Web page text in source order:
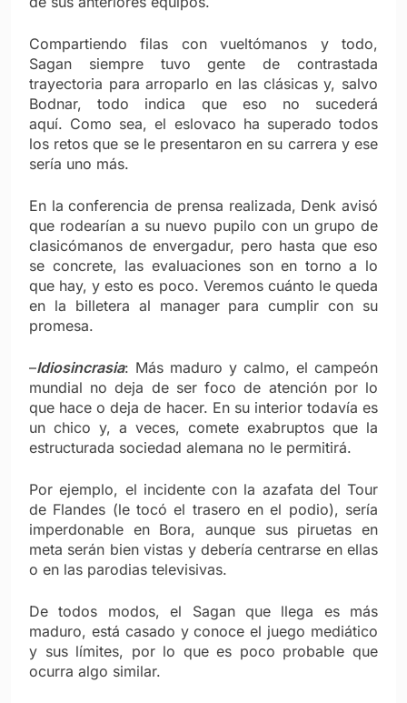
Compartiendo filas con vueltómanos y todo,
Sagan siempre tuvo gente de contrastada
trayectoria para arroparlo en las clásicas y, salvo
Bodnar, todo indica que eso no sucederá
aquí. Como sea, el eslovaco ha superado todos
los retos que se le presentaron en su carrera y ese
sería uno más.
En la conferencia de prensa realizada, Denk avisó
que rodearían a su nuevo pupilo con un grupo de
clasicómanos de envergadur, pero hasta que eso
se concrete, las evaluaciones son en torno a lo
que hay, y esto es poco. Veremos cuánto le queda
en la billetera al manager para cumplir con su
promesa.
–Idiosincrasia: Más maduro y calmo, el campeón
mundial no deja de ser foco de atención por lo
que hace o deja de hacer. En su interior todavía es
un chico y, a veces, comete exabruptos que la
estructurada sociedad alemana no le permitirá.
Por ejemplo, el incidente con la azafata del Tour
de Flandes (le tocó el trasero en el podio), sería
imperdonable en Bora, aunque sus piruetas en
meta serán bien vistas y debería centrarse en ellas
o en las parodias televisivas.
De todos modos, el Sagan que llega es más
maduro, está casado y conoce el juego mediático
y sus límites, por lo que es poco probable que
ocurra algo similar.